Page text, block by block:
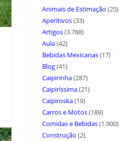
Animais de Estimação (25)
Aperitivos(33)
Artigos(3.788)
Aula(42)
Bebidas Mexicanas(17)
Blog(41)
Caipirinha(287)
Caipiríssima(21)
Caipiroska(19)
Carros e Motos(189)
Comidas e Bebidas(1.900)
Construção (2)